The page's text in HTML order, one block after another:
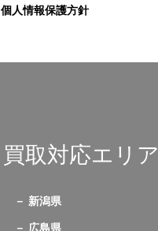
個人情報保護方針
買取対応エリア
新潟県
広島県